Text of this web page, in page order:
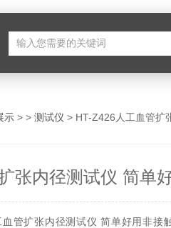
示 > > 测试仪 > HT-Z426人工血管扩
张内径测试仪 简单
管扩张内径测试仪 简单好用非接